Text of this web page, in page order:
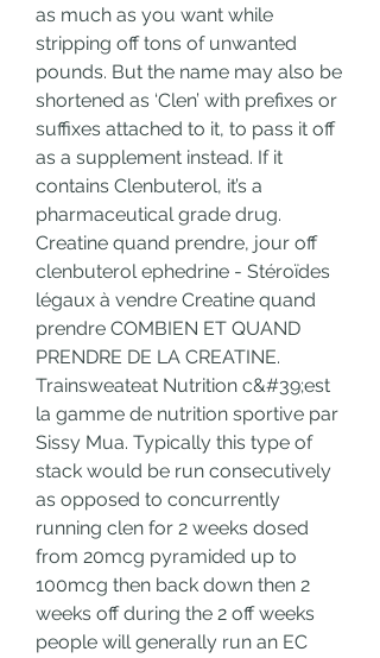
as much as you want while
stripping off tons of unwanted
pounds. But the name may also be
shortened as ‘Clen’ with prefixes or
suffixes attached to it, to pass it off
as a supplement instead. If it
contains Clenbuterol, it’s a
pharmaceutical grade drug.
Creatine quand prendre, jour off
clenbuterol ephedrine - Stéroïdes
légaux à vendre Creatine quand
prendre COMBIEN ET QUAND
PRENDRE DE LA CREATINE.
Trainsweateat Nutrition c&#39;est
la gamme de nutrition sportive par
Sissy Mua. Typically this type of
stack would be run consecutively
as opposed to concurrently
running clen for 2 weeks dosed
from 20mcg pyramided up to
100mcg then back down then 2
weeks off during the 2 off weeks
people will generally run an EC